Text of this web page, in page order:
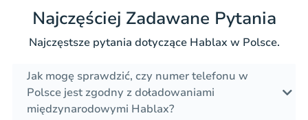
Najczęściej Zadawane Pytania
Najczęstsze pytania dotyczące Hablax w Polsce.
Jak mogę sprawdzić, czy numer telefonu w
Polsce jest zgodny z doładowaniami
międzynarodowymi Hablax?